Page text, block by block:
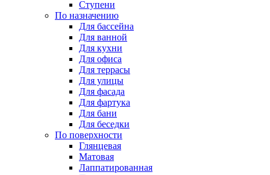
Ступени
По назначению
Для бассейна
Для ванной
Для кухни
Для офиса
Для террасы
Для улицы
Для фасада
Для фартука
Для бани
Для беседки
По поверхности
Глянцевая
Матовая
Лаппатированная